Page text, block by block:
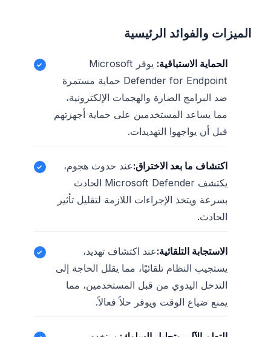
الميزات والفوائد الرئيسية
الحماية الاستباقية:
يوفر Microsoft
Defender for Endpoint حماية مستمرة
ضد البرامج الضارة والهجمات الإلكترونية،
مما يساعد المستخدمين على حماية أجهزتهم
قبل أن يواجهوا التهديدات.
اكتشاف ما بعد الاختراق:عند حدوث هجوم،
يكتشف Microsoft Defender الحادث
بسرعة ويتخذ الإجراءات اللازمة لتقليل تأثير
الحادث.
الاستجابة التلقائية:عند اكتشاف تهديد،
يستجيب النظام تلقائيًا، مما يقلل الحاجة إلى
التدخل اليدوي من قبل المستخدمين، مما
يمنع ضياع الوقت ويوفر حلاً فعالاً.